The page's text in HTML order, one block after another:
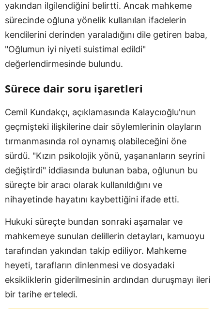
yakından ilgilendiğini belirtti. Ancak mahkeme
sürecinde oğluna yönelik kullanılan ifadelerin
kendilerini derinden yaraladığını dile getiren baba,
"Oğlumun iyi niyeti suistimal edildi"
değerlendirmesinde bulundu.
Sürece dair soru işaretleri
Cemil Kundakçı, açıklamasında Kalaycıoğlu'nun
geçmişteki ilişkilerine dair söylemlerinin olayların
tırmanmasında rol oynamış olabileceğini öne
sürdü. "Kızın psikolojik yönü, yaşananların seyrini
değiştirdi" iddiasında bulunan baba, oğlunun bu
süreçte bir aracı olarak kullanıldığını ve
nihayetinde hayatını kaybettiğini ifade etti.
Hukuki süreçte bundan sonraki aşamalar ve
mahkemeye sunulan delillerin detayları, kamuoyu
tarafından yakından takip ediliyor. Mahkeme
heyeti, tarafların dinlenmesi ve dosyadaki
eksikliklerin giderilmesinin ardından duruşmayı ileri
bir tarihe erteledi.